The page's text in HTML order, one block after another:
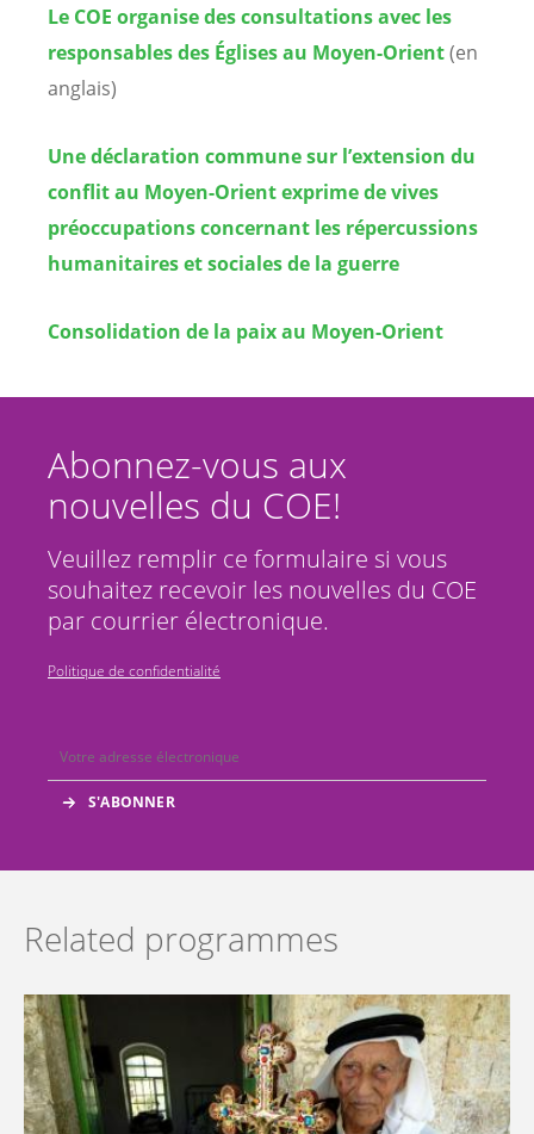
Le COE organise des consultations avec les
responsables des Églises au Moyen-Orient(en
anglais)
Une déclaration commune sur l’extension du
conflit au Moyen-Orient exprime de vives
préoccupations concernant les répercussions
humanitaires et sociales de la guerre
Consolidation de la paix au Moyen-Orient
Abonnez-vous aux
nouvelles du COE!
Veuillez remplir ce formulaire si vous
souhaitez recevoir les nouvelles du COE
par courrier électronique.
Politique de confidentialité
Related programmes